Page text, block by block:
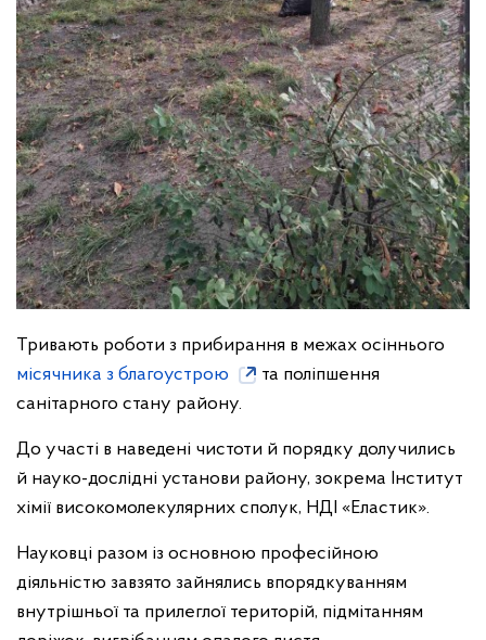
Тривають роботи з прибирання в межах осіннього
місячника з благоустрою
та поліпшення
санітарного стану району.
До участі в наведені чистоти й порядку долучились
й науко-дослідні установи району, зокрема Інститут
хімії високомолекулярних сполук, НДІ «Еластик».
Науковці разом із основною професійною
діяльністю завзято зайнялись впорядкуванням
внутрішньої та прилеглої територій, підмітанням